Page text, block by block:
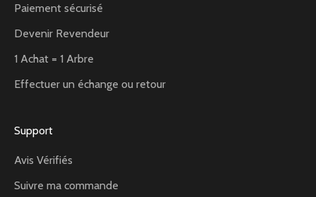
Paiement sécurisé
Devenir Revendeur
1 Achat = 1 Arbre
Effectuer un échange ou retour
Support
Avis Vérifiés
Suivre ma commande